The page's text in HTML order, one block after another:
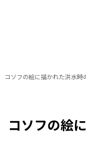
コソフの絵
コソフの絵に描かれた洪水時